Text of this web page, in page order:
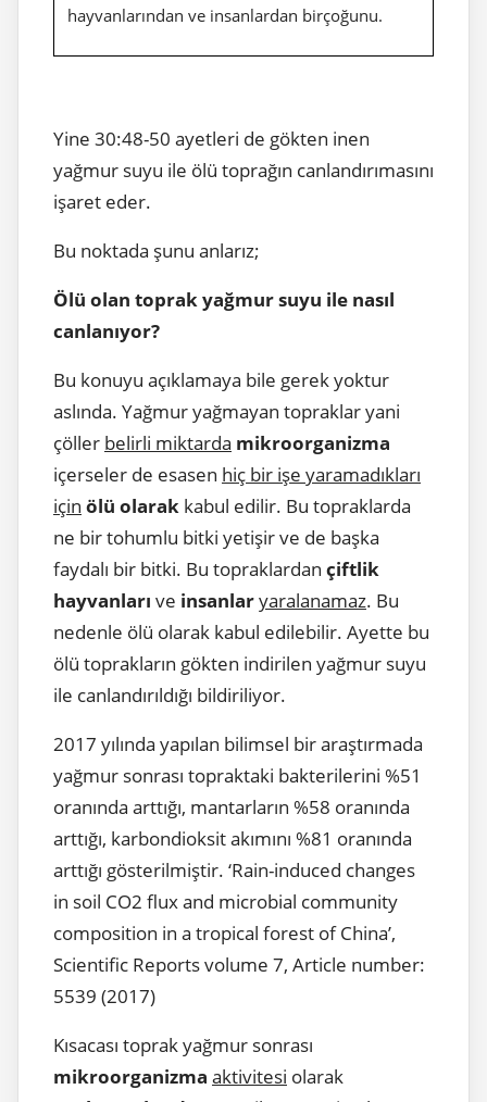
hayvanlarından ve insanlardan birçoğunu.
Yine 30:48-50 ayetleri de gökten inen
yağmur suyu ile ölü toprağın canlandırımasını
işaret eder.
Bu noktada şunu anlarız;
Ölü olan toprak yağmur suyu ile nasıl
canlanıyor?
Bu konuyu açıklamaya bile gerek yoktur
aslında. Yağmur yağmayan topraklar yani
çöller belirli miktarda mikroorganizma
içerseler de esasen hiç bir işe yaramadıkları
için ölü olarak kabul edilir. Bu topraklarda
ne bir tohumlu bitki yetişir ve de başka
faydalı bir bitki. Bu topraklardan çiftlik
hayvanları ve insanlaryaralanamaz. Bu
nedenle ölü olarak kabul edilebilir. Ayette bu
ölü toprakların gökten indirilen yağmur suyu
ile canlandırıldığı bildiriliyor.
2017 yılında yapılan bilimsel bir araştırmada
yağmur sonrası topraktaki bakterilerini %51
oranında arttığı, mantarların %58 oranında
arttığı, karbondioksit akımını %81 oranında
arttığı gösterilmiştir. ‘Rain-induced changes
in soil CO2 flux and microbial community
composition in a tropical forest of China’,
Scientific Reports volume 7, Article number:
5539 (2017)
Kısacası toprak yağmur sonrası
mikroorganizma aktivitesi olarak